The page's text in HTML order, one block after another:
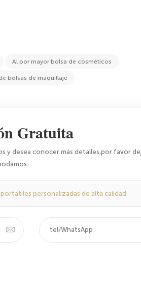
Al por mayor bolsa de cosméticos
bolsas de maquillaje
Gratuita
y desea conocer más detalles,por favor
personalizadas de alta calidad